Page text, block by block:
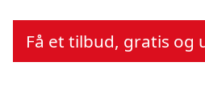
Få et tilbud, gratis og